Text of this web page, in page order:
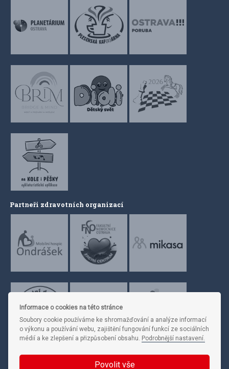
Partneři zdravotních organizací
Informace o cookies na této stránce
Soubory cookie používáme ke shromažďování a analýze informací
o výkonu a používání webu, zajištění fungování funkcí ze sociálních
médií a ke zlepšení a přizpůsobení obsahu. Podrobnější nastavení.
Povolit vše